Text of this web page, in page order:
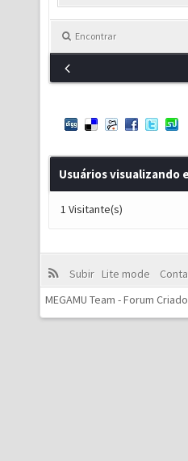
Encontrar
Usuários visualizando
1 Visitante(s)
Subir Lite mode
MEGAMU Team - Forum